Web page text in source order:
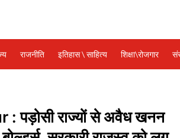
राजनीति इतिहास \ साहित्य शिक्षा\रोजगार
पड़ोसी राज्यों से अवैध खनन